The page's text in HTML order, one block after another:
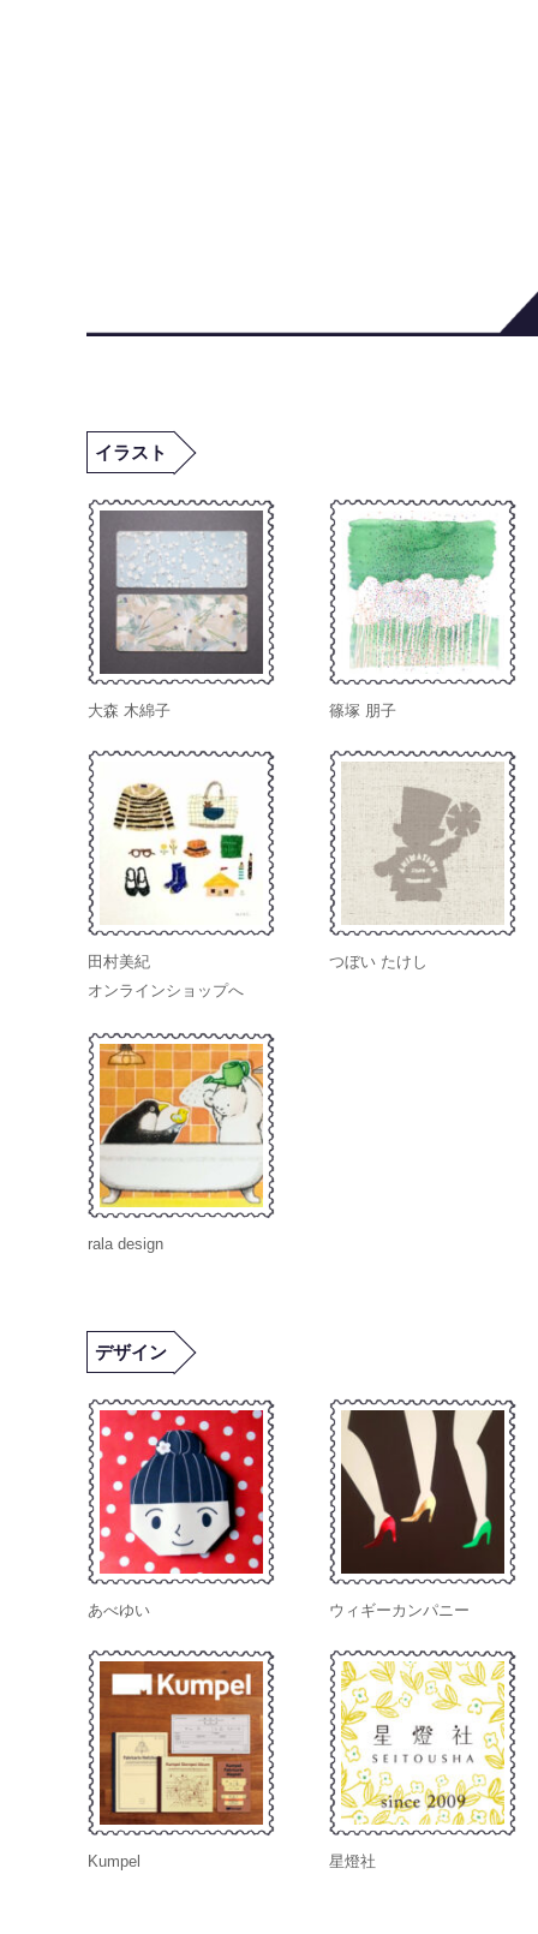
イラスト
大森 木綿子 篠塚 朋子
田村美紀
オンラインショップへ
つぼい たけし
rala design
デザイン
あべゆい ウィギーカンパニー
Kumpel 星燈社